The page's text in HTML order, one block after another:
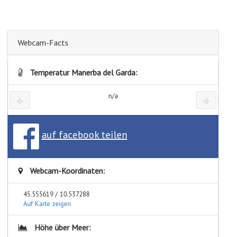
Webcam-Facts
Temperatur Manerba del Garda:
n/a
auf facebook teilen
Webcam-Koordinaten:
45.555619 / 10.537288
Auf Karte zeigen
Höhe über Meer: